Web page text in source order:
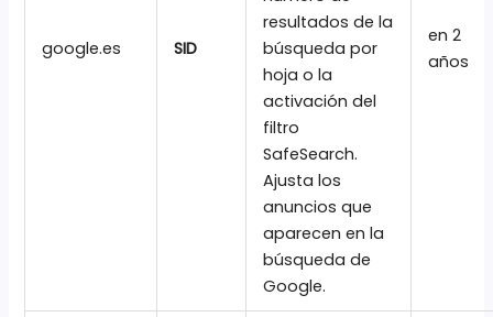
google.es SID
resultados de la
búsqueda por
hoja o la
activación del
filtro
SafeSearch.
Ajusta los
anuncios que
aparecen en la
búsqueda de
Google.
en 2
años